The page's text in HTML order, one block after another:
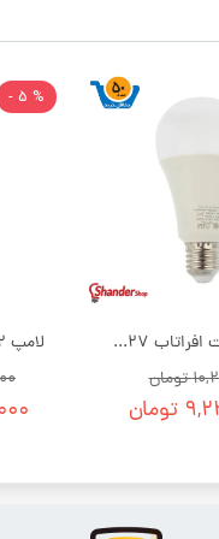
% 5 -
لامپ 15 وات افراتاب E27 | بسته 50 عددی